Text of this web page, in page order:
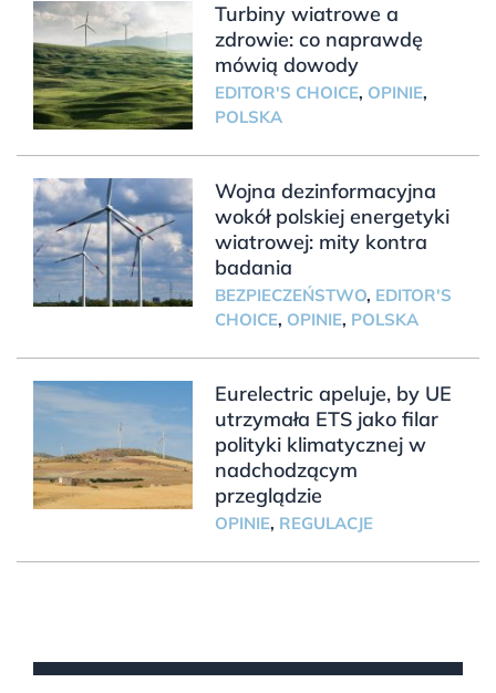
Turbiny wiatrowe a
zdrowie: co naprawdę
mówią dowody
EDITOR'S CHOICE, OPINIE,
POLSKA
Wojna dezinformacyjna
wokół polskiej energetyki
wiatrowej: mity kontra
badania
BEZPIECZEŃSTWO, EDITOR'S
CHOICE, OPINIE, POLSKA
Eurelectric apeluje, by UE
utrzymała ETS jako filar
polityki klimatycznej w
nadchodzącym
przeglądzie
OPINIE, REGULACJE